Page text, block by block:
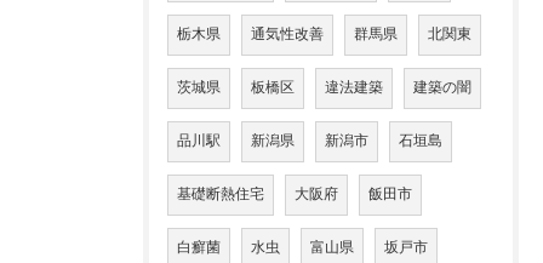
栃木県 通気性改善 群馬県 北関東
茨城県 板橋区 違法建築 建築の闇
品川駅 新潟県 新潟市 石垣島
基礎断熱住宅 大阪府 飯田市
白癬菌 水虫 富山県 坂戸市